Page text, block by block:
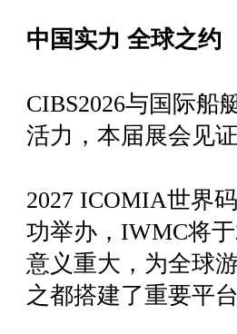
中国实力 全球之约
CIBS2026与国际船
活力，本届展会见
2027 ICOMIA世界
功举办，IWMC将
意义重大，为全球
之都搭建了重要平台